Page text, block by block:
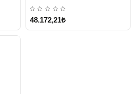
48.172,21₺